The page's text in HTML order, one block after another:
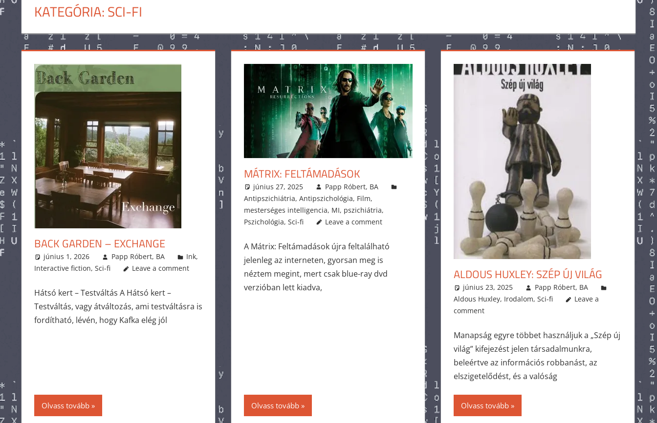
KATEGÓRIA:SCI-FI
BACK GARDEN – EXCHANGE
június 1, 2026 Papp Róbert, BA Ink,
Interactive fiction, Sci-fi Leave a comment
Hátsó kert – Testváltás A Hátsó kert –
Testváltás, vagy átváltozás, ami testváltásra is
fordítható, lévén, hogy Kafka elég jól
Olvass tovább
MÁTRIX: FELTÁMADÁSOK
június 27, 2025
Papp Róbert, BA
Antipszichiátria, Antipszichológia, Film,
mesterséges intelligencia, MI, pszichiátria,
Pszichológia, Sci-fi Leave a comment
A Mátrix: Feltámadások újra feltalálható
jelenleg az interneten, gyorsan meg is
néztem megint, mert csak blue-ray dvd
verzióban lett kiadva,
Olvass tovább
ALDOUS HUXLEY: SZÉP ÚJ VILÁG
június 23, 2025
Papp Róbert, BA
Aldous Huxley, Irodalom, Sci-fi
Leave a
comment
Manapság egyre többet használjuk a „Szép új
világ” kifejezést jelen társadalmunkra,
beleértve az információs robbanást, az
elszigetelődést, és a valóság
Olvass tovább